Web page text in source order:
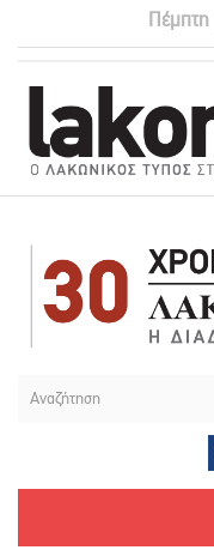
Πέμπτη